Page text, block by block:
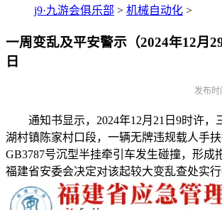
j9·九游会俱乐部 > 机械自动化 >
一周变乱及平安警示（2024年12月
日
发布时
通知书显示，2024年12月21日9时许，
湖村镇陈家村口段，一辆无牌违规载人手
GB3787号沉型半挂牵引车发生碰撞，形成
福建省安委会决定对该起较大变乱查处实行